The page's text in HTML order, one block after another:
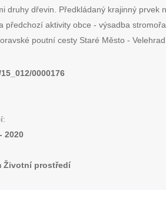
druhy dřevin. Předkládaný krajinný prvek
předchozí aktivity obce - výsadba
poutní cesty Staré Město -
0000176
2020
Životní prostředí